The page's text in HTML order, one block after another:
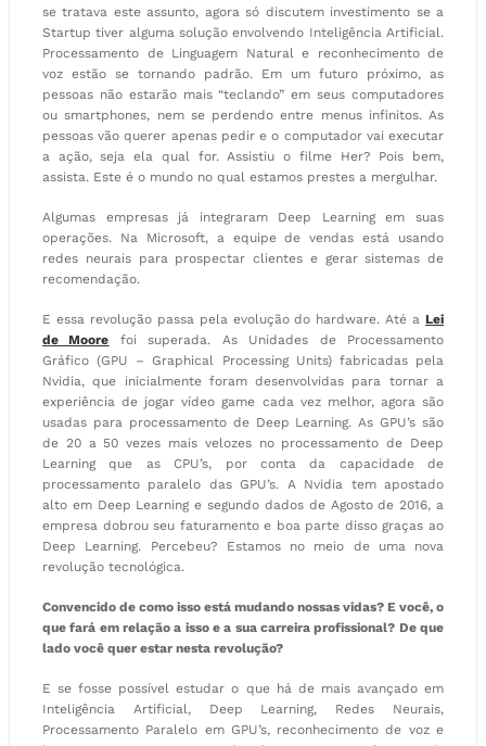
se tratava este assunto, agora só discutem investimento se a
Startup tiver alguma solução envolvendo Inteligência Artificial.
Processamento de Linguagem Natural e reconhecimento de
voz estão se tornando padrão. Em um futuro próximo, as
pessoas não estarão mais “teclando” em seus computadores
ou smartphones, nem se perdendo entre menus infinitos. As
pessoas vão querer apenas pedir e o computador vai executar
a ação, seja ela qual for. Assistiu o filme Her? Pois bem,
assista. Este é o mundo no qual estamos prestes a mergulhar.
Algumas empresas já integraram Deep Learning em suas
operações. Na Microsoft, a equipe de vendas está usando
redes neurais para prospectar clientes e gerar sistemas de
recomendação.
E essa revolução passa pela evolução do hardware. Até a Lei
de Moore foi superada. As Unidades de Processamento
Gráfico (GPU – Graphical Processing Units) fabricadas pela
Nvidia, que inicialmente foram desenvolvidas para tornar a
experiência de jogar vídeo game cada vez melhor, agora são
usadas para processamento de Deep Learning. As GPU’s são
de 20 a 50 vezes mais velozes no processamento de Deep
Learning que as CPU’s, por conta da capacidade de
processamento paralelo das GPU’s. A Nvidia tem apostado
alto em Deep Learning e segundo dados de Agosto de 2016, a
empresa dobrou seu faturamento e boa parte disso graças ao
Deep Learning. Percebeu? Estamos no meio de uma nova
revolução tecnológica.
Convencido de como isso está mudando nossas vidas? E você, o
que fará em relação a isso e a sua carreira profissional? De que
lado você quer estar nesta revolução?
E se fosse possível estudar o que há de mais avançado em
Inteligência Artificial, Deep Learning, Redes Neurais,
Processamento Paralelo em GPU’s, reconhecimento de voz e